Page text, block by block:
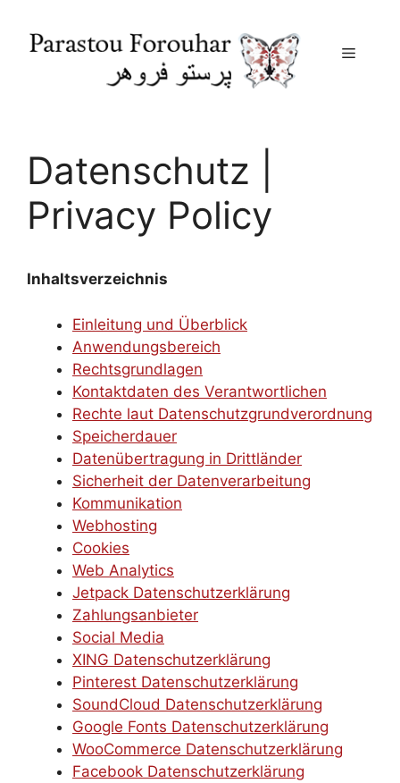
Menu
Datenschutz |
Privacy Policy
Inhaltsverzeichnis
Einleitung und Überblick
Anwendungsbereich
Rechtsgrundlagen
Kontaktdaten des Verantwortlichen
Rechte laut Datenschutzgrundverordnung
Speicherdauer
Datenübertragung in Drittländer
Sicherheit der Datenverarbeitung
Kommunikation
Webhosting
Cookies
Web Analytics
Jetpack Datenschutzerklärung
Zahlungsanbieter
Social Media
XING Datenschutzerklärung
Pinterest Datenschutzerklärung
SoundCloud Datenschutzerklärung
Google Fonts Datenschutzerklärung
WooCommerce Datenschutzerklärung
Facebook Datenschutzerklärung